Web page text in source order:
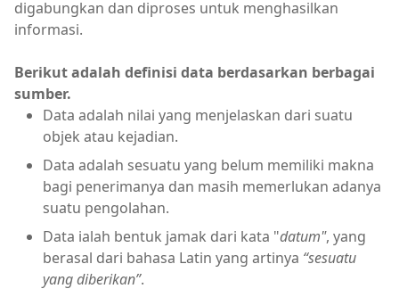
digabungkan dan diproses untuk menghasilkan
informasi.
Berikut adalah definisi data berdasarkan berbagai
sumber.
Data adalah nilai yang menjelaskan dari suatu
objek atau kejadian.
Data adalah sesuatu yang belum memiliki makna
bagi penerimanya dan masih memerlukan adanya
suatu pengolahan.
Data ialah bentuk jamak dari kata "datum", yang
berasal dari bahasa Latin yang artinya “sesuatu
yang diberikan”.